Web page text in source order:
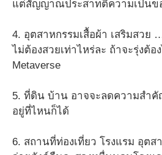
แต่สัญญาณประสาทตีความเป็นข
4. อุตสาหกรรมเสื้อผ้า เสริมสวย
ไม่ต้องสวยเท่าไหร่ละ ถ้าจะรุ่งต้อ
Metaverse
5. ที่ดิน บ้าน อาจจะลดความสำคั
อยู่ที่ไหนก็ได้
6. สถานที่ท่องเที่ยว โรงแรม อุต